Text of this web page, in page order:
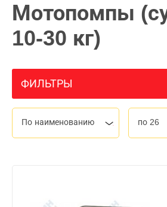
Мотопомпы
10-30 кг)
ФИЛЬТРЫ
По наименованию по 26